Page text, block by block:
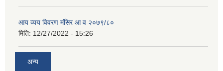
आय व्यय विवरण मंसिर आ व २०७९/८०
मिति: 12/27/2022 - 15:26
अन्य